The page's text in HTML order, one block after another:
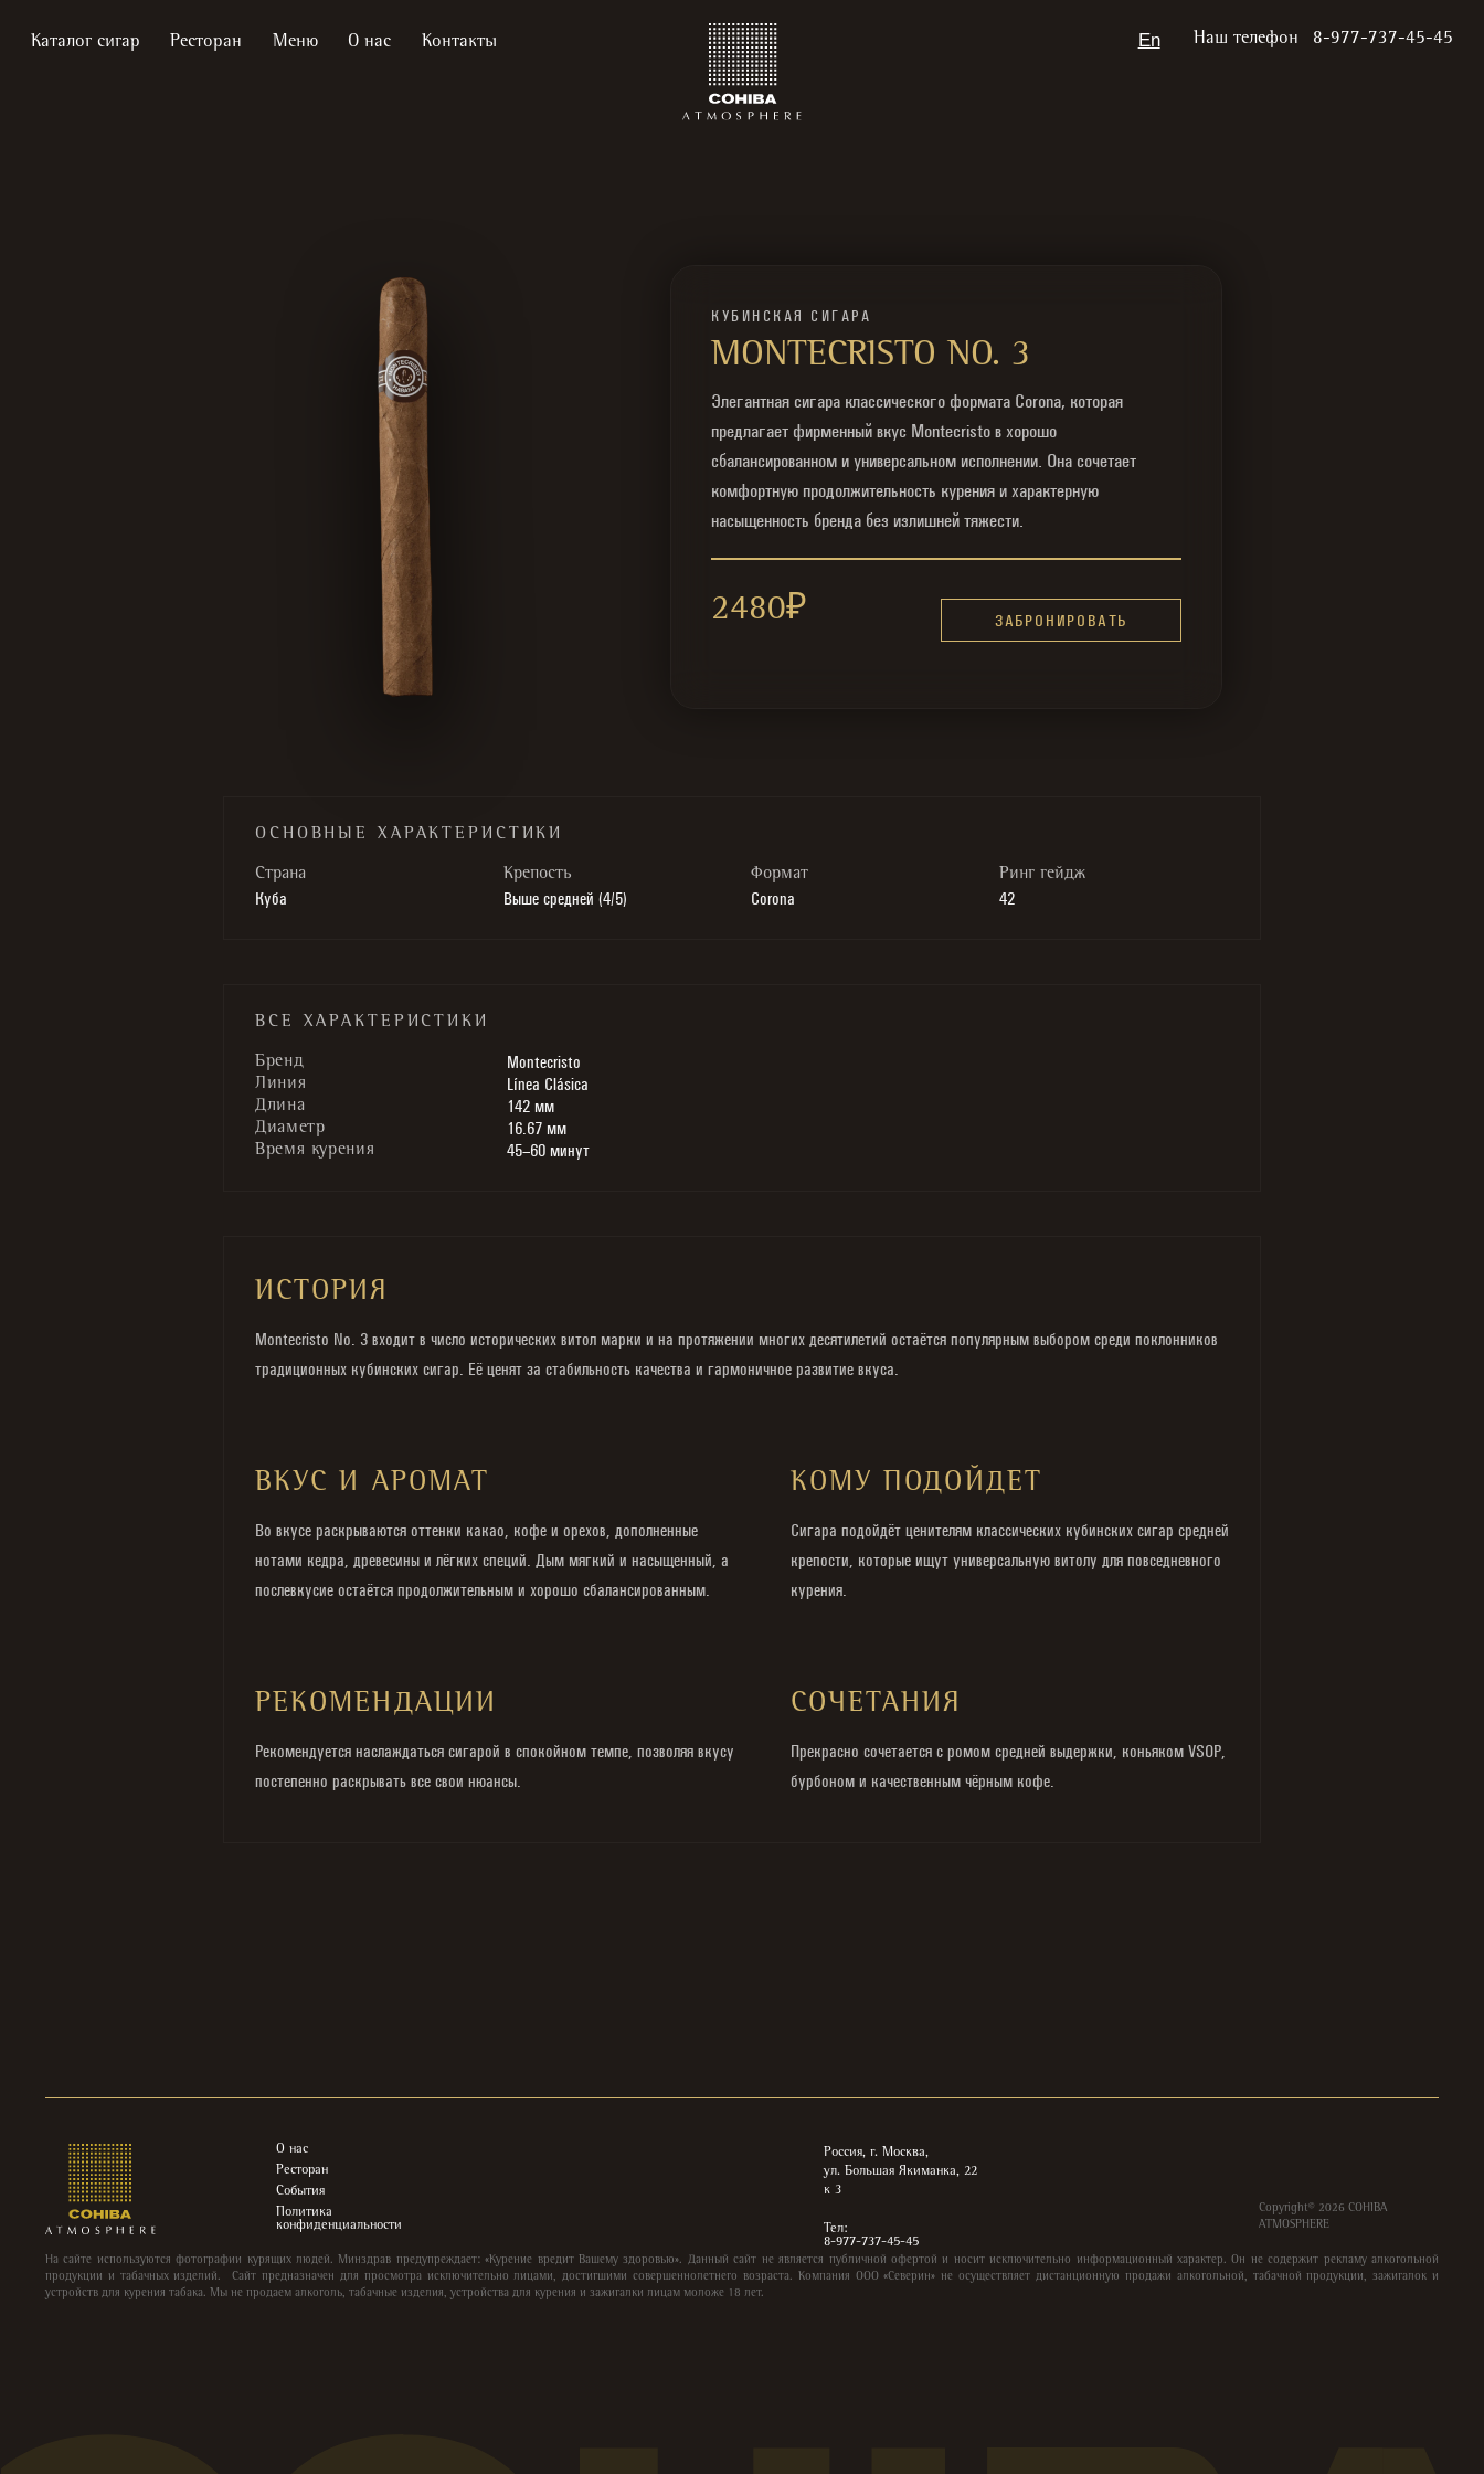
Каталог сигар Ресторан Меню О нас Контакты En Наш телефон 8-977-737-45-45
КУБИНСКАЯ СИГАРА
MONTECRISTO NO. 3
Элегантная сигара классического формата Corona, которая
предлагает фирменный вкус Montecristo в хорошо
сбалансированном и универсальном исполнении. Она сочетает
комфортную продолжительность курения и характерную
насыщенность бренда без излишней тяжести.
2480₽ ЗАБРОНИРОВАТЬ
ОСНОВНЫЕ ХАРАКТЕРИСТИКИ
Cтрана
Куба
Крепость
Выше средней (4/5)
Формат
Corona
Ринг гейдж
42
ВСЕ ХАРАКТЕРИСТИКИ
Бренд Montecristo
Линия Línea Clásica
Длина 142 мм
Диаметр 16.67 мм
Время курения 45–60 минут
ИСТОРИЯ
Montecristo No. 3 входит в число исторических витол марки и на протяжении многих десятилетий остаётся популярным выбором среди поклонников
традиционных кубинских сигар. Её ценят за стабильность качества и гармоничное развитие вкуса.
ВКУС И АРОМАТ
Во вкусе раскрываются оттенки какао, кофе и орехов, дополненные
нотами кедра, древесины и лёгких специй. Дым мягкий и насыщенный, а
послевкусие остаётся продолжительным и хорошо сбалансированным.
КОМУ ПОДОЙДЕТ
Сигара подойдёт ценителям классических кубинских сигар средней
крепости, которые ищут универсальную витолу для повседневного
курения.
РЕКОМЕНДАЦИИ
Рекомендуется наслаждаться сигарой в спокойном темпе, позволяя вкусу
постепенно раскрывать все свои нюансы.
СОЧЕТАНИЯ
Прекрасно сочетается с ромом средней выдержки, коньяком VSOP,
бурбоном и качественным чёрным кофе.
О нас
Ресторан
События
Политика
конфиденциальности
Россия, г. Москва,
ул. Большая Якиманка, 22
к 3
Тел:
8-977-737-45-45
Copyright© 2026 COHIBA
ATMOSPHERE
На сайте используются фотографии курящих людей. Минздрав предупреждает: «Курение вредит Вашему здоровью». Данный сайт не является публичной офертой и носит исключительно информационный характер. Он не содержит рекламу алкогольной
продукции и табачных изделий. Сайт предназначен для просмотра исключительно лицами, достигшими совершеннолетнего возраста. Компания ООО «Северин» не осуществляет дистанционную продажи алкогольной, табачной продукции, зажигалок и
устройств для курения табака. Мы не продаем алкоголь, табачные изделия, устройства для курения и зажигалки лицам моложе 18 лет.